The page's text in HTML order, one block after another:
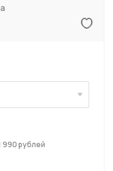
990 рублей